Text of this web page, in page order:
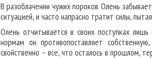
В разоблачении чужих пороков Олень
ситуацией, и часто напрасно тратит силы,
Олень отчитывается в своих поступках
нормам он противопоставляет
свойственно – все, что осталось в прошлом,